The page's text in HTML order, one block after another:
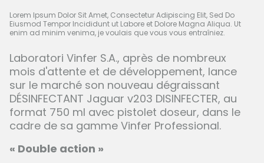
Lorem Ipsum Dolor Sit Amet, Consectetur Adipiscing Elit, Sed Do
Eiusmod Tempor Incididunt ut Labore et Dolore Magna Aliqua. Ut
enim ad minim venima, je voulais que vous vous entraîniez.
Laboratori Vinfer S.A., après de nombreux
mois d'attente et de développement, lance
sur le marché son nouveau dégraissant
DÉSINFECTANT Jaguar v203 DISINFECTER, au
format 750 ml avec pistolet doseur, dans le
cadre de sa gamme Vinfer Professional.
« Double action »